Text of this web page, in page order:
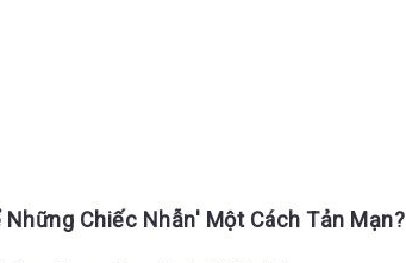
Chiếc Nhẫn' Một Cách Tản Mạn?